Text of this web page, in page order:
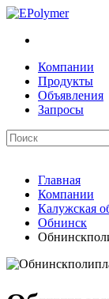
Компании
Продукты
Объявления
Запросы
Главная
Компании
Калужская
Обнинск